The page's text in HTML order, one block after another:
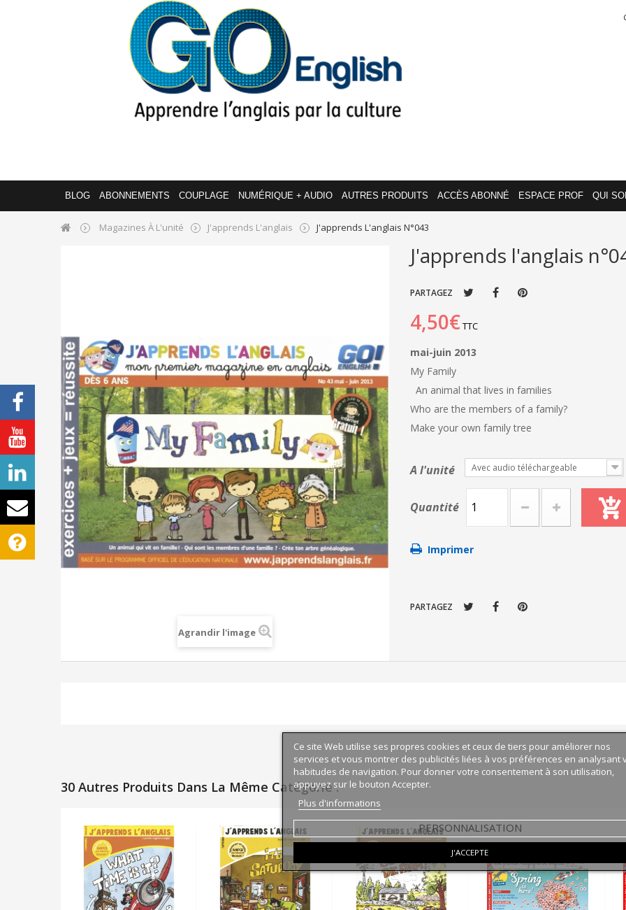
BLOG ABONNEMENTS COUPLAGE NUMÉRIQUE + AUDIO AUTRES PRODUITS ACCÈS ABONNÉ ESPACE PROF QUI
Magazines À L'unité J'apprends L'anglais J'apprends L'anglais N°043
Agrandir l'image
J'apprends l'anglais
PARTAGEZ
4,50€TTC
mai-juin 2013
My Family
An animal that lives in families
Who are the members of a family?
Make your own family tree
A l'unité Avec audio téléchargeable
Quantité
Imprimer
PARTAGEZ
30 Autres Produits Dans La Même Catégorie :
Ce site Web utilise ses propres cookies et ceux de tiers pour améliorer nos
services et vous montrer des publicités liées à vos préférences en analysant
habitudes de navigation. Pour donner votre consentement à son utilisation,
appuyez sur le bouton Accepter.
Plus d'informations
PERSONNALISATION
J'ACCEPTE